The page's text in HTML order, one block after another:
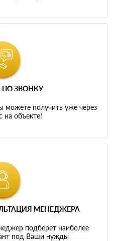
ПО ЗВОНКУ
можете получить уже через
на объекте!
МЕНЕДЖЕРА
подберет наиболее
под Ваши нужды